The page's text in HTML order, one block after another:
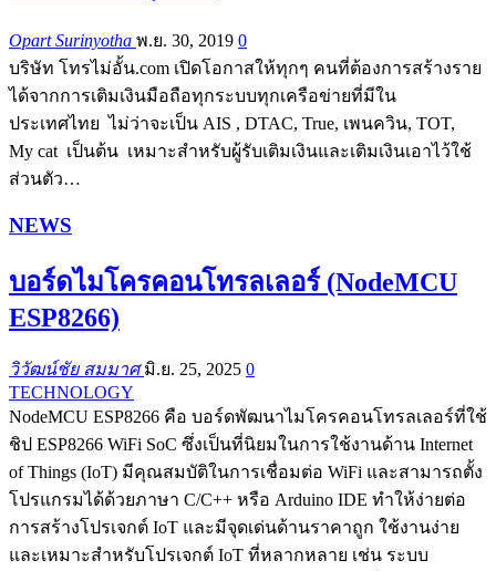
Opart Surinyotha พ.ย. 30, 2019 0
บริษัท โทรไม่อั้น.com เปิดโอกาสให้ทุกๆ คนที่ต้องการสร้างราย
ได้จากการเติมเงินมือถือทุกระบบทุกเครือข่ายที่มีใน
ประเทศไทย ไม่ว่าจะเป็น AIS , DTAC, True, เพนควิน, TOT,
My cat เป็นต้น เหมาะสำหรับผู้รับเติมเงินและเติมเงินเอาไว้ใช้
ส่วนตัว…
NEWS
บอร์ดไมโครคอนโทรลเลอร์ (NodeMCU
ESP8266)
วิวัฒน์ชัย สมมาศมิ.ย. 25, 2025 0
TECHNOLOGY
NodeMCU ESP8266 คือ บอร์ดพัฒนาไมโครคอนโทรลเลอร์ที่ใช้
ชิป ESP8266 WiFi SoC ซึ่งเป็นที่นิยมในการใช้งานด้าน Internet
of Things (IoT) มีคุณสมบัติในการเชื่อมต่อ WiFi และสามารถตั้ง
โปรแกรมได้ด้วยภาษา C/C++ หรือ Arduino IDE ทำให้ง่ายต่อ
การสร้างโปรเจกต์ IoT และมีจุดเด่นด้านราคาถูก ใช้งานง่าย
และเหมาะสำหรับโปรเจกต์ IoT ที่หลากหลาย เช่น ระบบ